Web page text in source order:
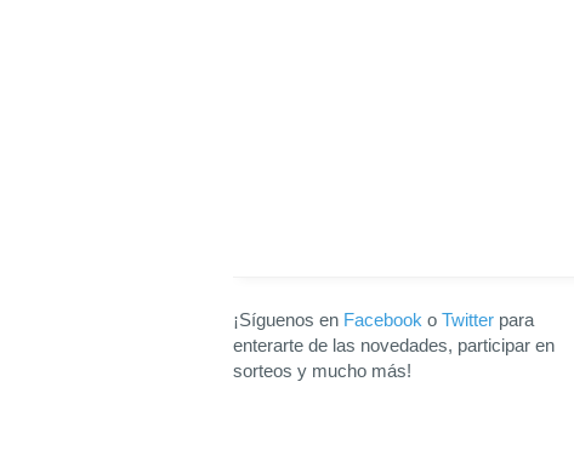
¡Síguenos en Facebook o Twitter para
enterarte de las novedades, participar en
sorteos y mucho más!